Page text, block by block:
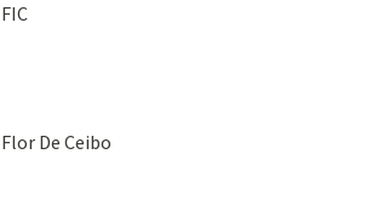
FIC
Flor De Ceibo